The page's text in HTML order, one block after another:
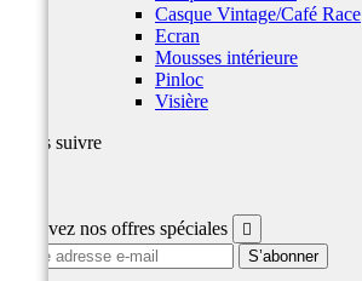
Casque Vintage/Café Race
Ecran
Mousses intérieure
Pinloc
Visière
Nous suivre
Recevez nos offres spéciales 